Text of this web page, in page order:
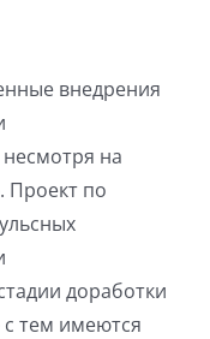
внедрения
несмотря на
Проект по
доработки
тем имеются